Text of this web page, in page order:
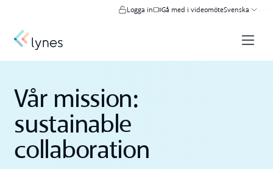
Logga in Gå med i videomöteSvenska
Vår mission:
sustainable
collaboration